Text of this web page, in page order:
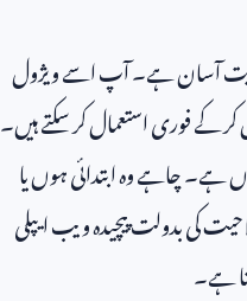
آسان ہے۔ آپ اسے ویژول
کر کے فوری استعمال کر سکتے ہیں۔
ہے۔ چاہے وہ ابتدائی ہوں یا
کی بدولت پیچیدہ ویب ایپلی
ہے۔